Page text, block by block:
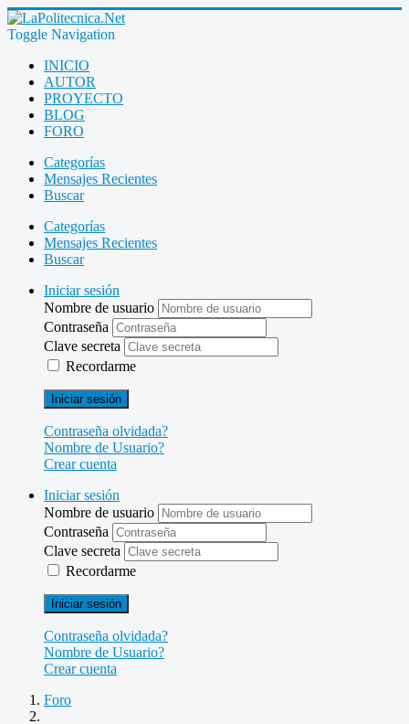
Toggle Navigation
INICIO
AUTOR
PROYECTO
BLOG
FORO
Categorías
Mensajes Recientes
Buscar
Categorías
Mensajes Recientes
Buscar
Iniciar sesión
Nombre de usuario
Contraseña
Clave secreta
Recordarme
Iniciar sesión
Contraseña olvidada?
Nombre de Usuario?
Crear cuenta
Iniciar sesión
Nombre de usuario
Contraseña
Clave secreta
Recordarme
Iniciar sesión
Contraseña olvidada?
Nombre de Usuario?
Crear cuenta
Foro